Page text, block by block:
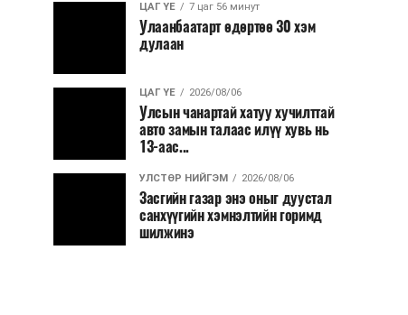
ЦАГ ҮЕ 7 цаг 56 минут
Улаанбаатарт өдөртөө 30 хэм
дулаан
ЦАГ ҮЕ 2026/08/06
Улсын чанартай хатуу хучилттай
авто замын талаас илүү хувь нь
13-аас...
УЛСТӨР НИЙГЭМ 2026/08/06
Засгийн газар энэ оныг дуустал
санхүүгийн хэмнэлтийн горимд
шилжинэ